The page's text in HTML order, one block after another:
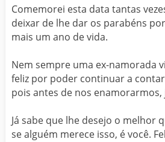
Comemorei esta data tantas
deixar de lhe dar os parabéns
mais um ano de vida.
Nem sempre uma ex-namorada
feliz por poder continuar a
pois antes de nos enamorarmos,
Já sabe que lhe desejo o melhor
se alguém merece isso, é você.